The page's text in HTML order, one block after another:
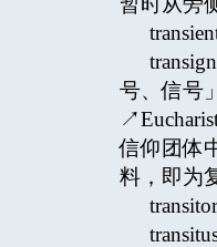
号、信号
信仰团体
料，即为